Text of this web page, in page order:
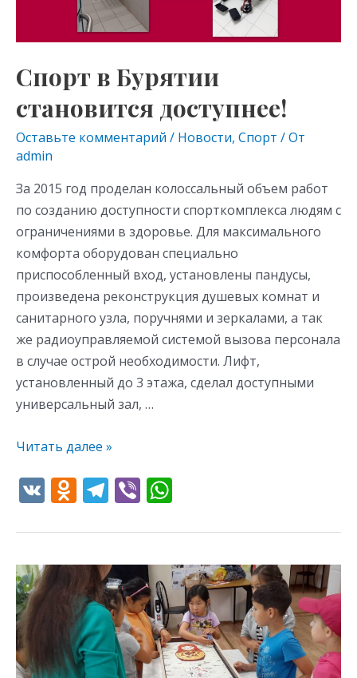
Спорт в Бурятии
становится доступнее!
Оставьте комментарий / Новости, Спорт / От
admin
За 2015 год проделан колоссальный объем работ
по созданию доступности спорткомплекса людям с
ограничениями в здоровье. Для максимального
комфорта оборудован специально
приспособленный вход, установлены пандусы,
произведена реконструкция душевых комнат и
санитарного узла, поручнями и зеркалами, а так
же радиоуправляемой системой вызова персонала
в случае острой необходимости. Лифт,
установленный до 3 этажа, сделал доступными
универсальный зал, …
Читать далее »
V O
n
o
kl
as
s
ni
T
e
gr
a
m
Vi
er at
s
A
p
p
Марафон
«Спорт
равных
возможностей»